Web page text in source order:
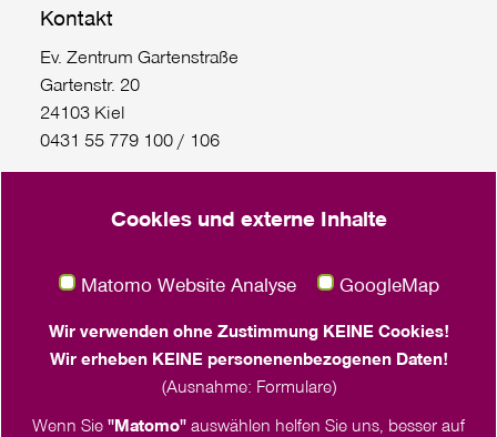
Kontakt
Ev. Zentrum Gartenstraße
Gartenstr. 20
24103 Kiel
0431 55 779 100 / 106
Gaußstraße 75
Häktweg 6 (Eingang Franziskushaus)
18057 Rostock
0381 260 536 21
Cookies und externe Inhalte
Matomo Website Analyse GoogleMap
Wir verwenden ohne Zustimmung KEINE Cookies!
Wir erheben KEINE personenenbezogenen Daten!
(Ausnahme: Formulare)
Wenn Sie "Matomo" auswählen helfen Sie uns, besser auf